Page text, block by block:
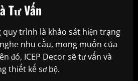
Tư Vấn
quy trình là khảo sát hiện trạng
nhu cầu, mong muốn của
đó, ICEP Decor sẽ tư vấn và
thiết kế sơ bộ.